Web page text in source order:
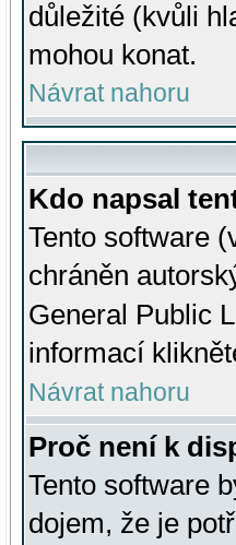
důležité (kvůli
mohou konat.
Návrat nahoru
Kdo napsal
Tento software
chráněn
General Public
informací
Návrat nahoru
Proč není k
Tento software
dojem, že je